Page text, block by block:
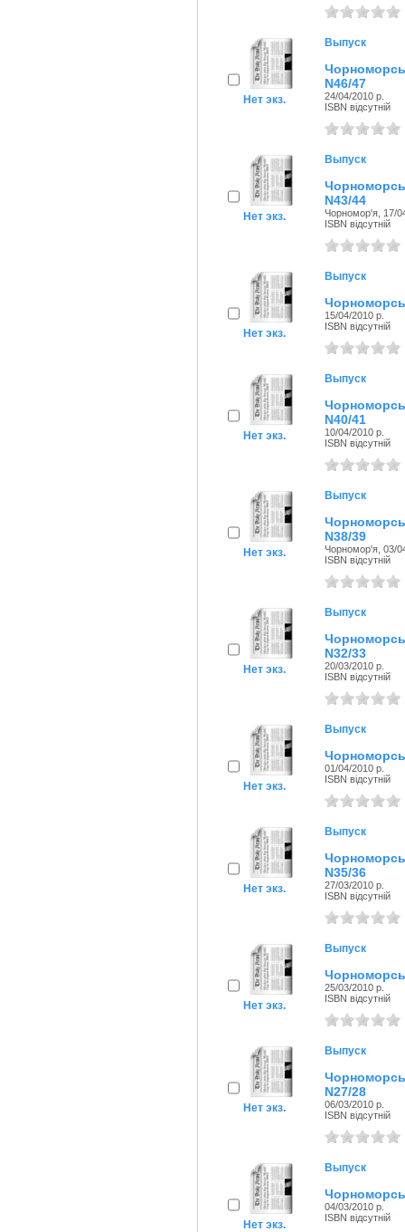
Нет экз.
Выпуск
N46/47
24/04/2010 р.
ISBN відсутній
Нет экз.
Выпуск
N43/44
Чорномор'я, 17/
ISBN відсутній
Нет экз.
Выпуск
15/04/2010 р.
ISBN відсутній
Нет экз.
Выпуск
N40/41
10/04/2010 р.
ISBN відсутній
Нет экз.
Выпуск
N38/39
Чорномор'я, 03/
ISBN відсутній
Нет экз.
Выпуск
N32/33
20/03/2010 р.
ISBN відсутній
Нет экз.
Выпуск
01/04/2010 р.
ISBN відсутній
Нет экз.
Выпуск
N35/36
27/03/2010 р.
ISBN відсутній
Нет экз.
Выпуск
25/03/2010 р.
ISBN відсутній
Нет экз.
Выпуск
N27/28
06/03/2010 р.
ISBN відсутній
Нет экз.
Выпуск
04/03/2010 р.
ISBN відсутній